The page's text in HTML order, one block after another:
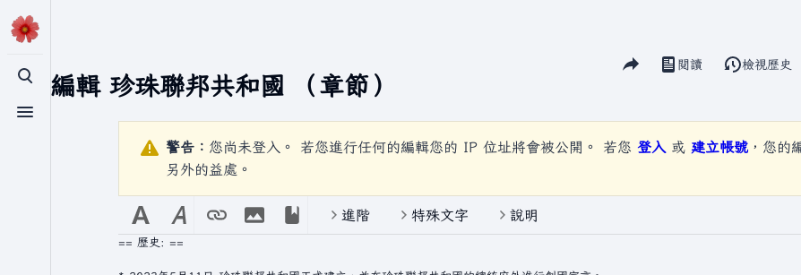
切換搜尋
切換選單
正在編輯 珍珠聯邦共和國 （章節）
分享此頁面
視圖閱讀 檢視歷史
警告： 您尚未登入。 若您進行任何的編輯您的 IP 位址將會被公開。 若您 登入 或 建立帳號 ，您的
另外的益處。
進階 特殊文字 說明